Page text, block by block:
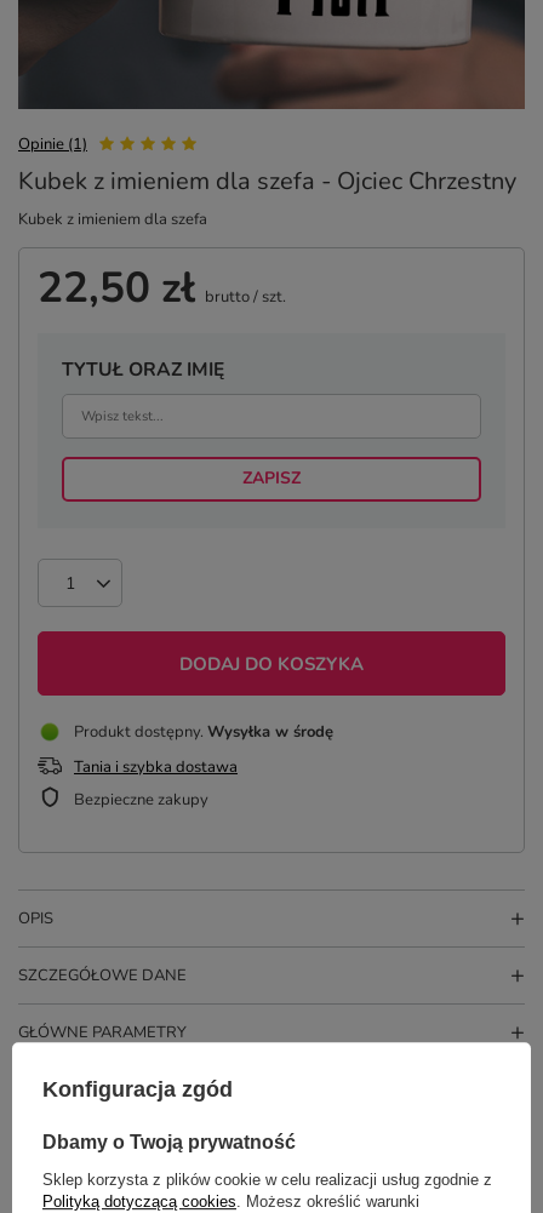
Opinie (1)
Kubek z imieniem dla szefa - Ojciec Chrzestny
Kubek z imieniem dla szefa
22,50 zł brutto/ szt.
TYTUŁ ORAZ IMIĘ
ZAPISZ
DODAJ DO KOSZYKA
Produkt dostępny Wysyłka w środę
Tania i szybka dostawa
Bezpieczne zakupy
OPIS
SZCZEGÓŁOWE DANE
GŁÓWNE PARAMETRY
OPINIE (1)
Konfiguracja zgód
Dbamy o Twoją prywatność
Sklep korzysta z plików cookie w celu realizacji usług zgodnie z
Polityką dotyczącą cookies. Możesz określić warunki